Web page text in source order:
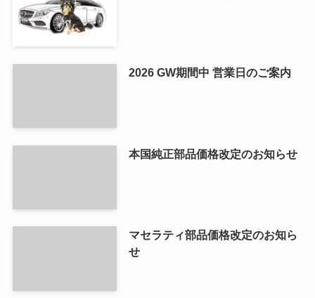
2026 GW期間中 営業日のご案内
本国純正部品価格改定のお知らせ
マセラティ部品価格改定のお知ら
せ